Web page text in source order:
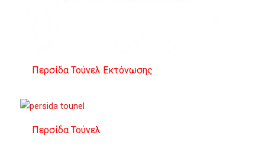
Περσίδα Τούνελ Εκτόνωσης
Περσίδα Τούνελ